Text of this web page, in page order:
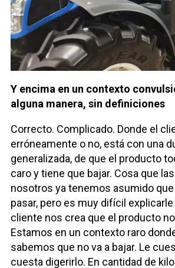
Y encima en un contexto
alguna manera, sin definiciones
Correcto. Complicado. Donde el
erróneamente o no, está con una
generalizada, de que el producto
caro y tiene que bajar. Cosa que
nosotros ya tenemos asumido que
pasar, pero es muy difícil
cliente nos crea que el producto no
Estamos en un contexto raro
sabemos que no va a bajar. Le
cuesta digerirlo. En cantidad de